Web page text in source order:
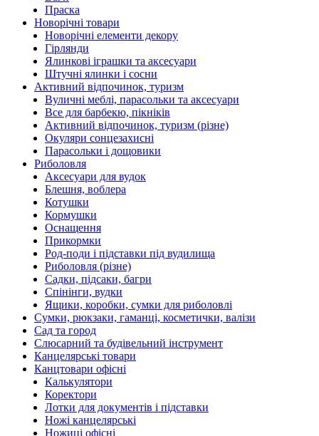
Праска
Новорічні товари
Новорічні елементи декору
Гірлянди
Ялинкові іграшки та аксесуари
Штучні ялинки і сосни
Активний відпочинок, туризм
Вуличні меблі, парасольки та аксесуари
Все для барбекю, пікніків
Активний відпочинок, туризм (різне)
Окуляри сонцезахисні
Парасольки і дощовики
Риболовля
Аксесуари для вудок
Блешня, воблера
Котушки
Кормушки
Оснащення
Прикормки
Род-поди і підставки під вудилища
Риболовля (різне)
Садки, підсаки, багри
Спінінги, вудки
Ящики, коробки, сумки для риболовлі
Сумки, рюкзаки, гаманці, косметички, валізи
Сад та город
Слюсарний та будівельний інструмент
Канцелярські товари
Канцтовари офісні
Калькулятори
Коректори
Лотки для документів і підставки
Ножі канцелярські
Ножиці офісні